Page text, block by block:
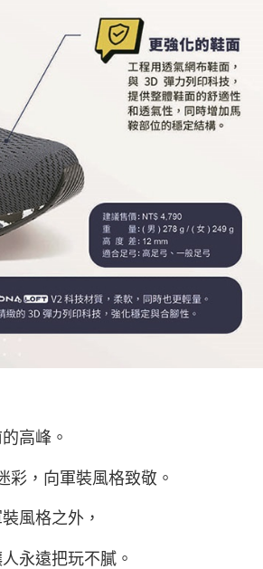
高峰。
彩，向軍裝風格致敬。
風格之外，
永遠把玩不膩。